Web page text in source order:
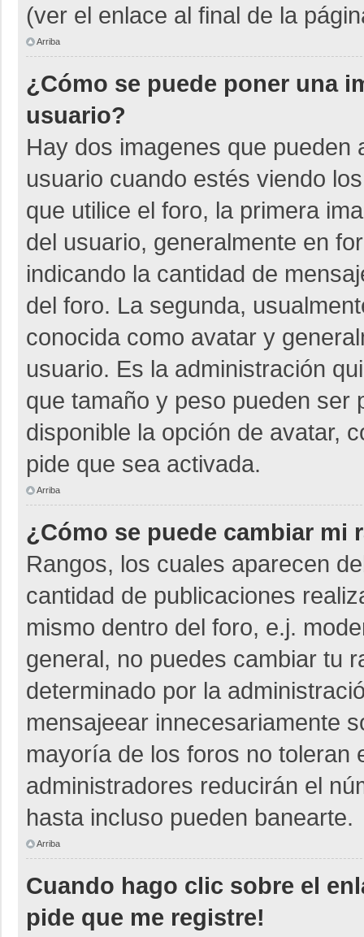
(ver el enlace al final de la
Arriba
¿Cómo se puede poner una
usuario?
Hay dos imagenes que
usuario cuando estés viendo
que utilice el foro, la primera
del usuario, generalmente en
indicando la cantidad de
del foro. La segunda,
conocida como avatar y
usuario. Es la administración
que tamaño y peso pueden ser
disponible la opción de avatar,
pide que sea activada.
Arriba
¿Cómo se puede cambiar mi
Rangos, los cuales aparecen
cantidad de publicaciones
mismo dentro del foro, e.j.
general, no puedes cambiar tu
determinado por la
mensajeear innecesariamente
mayoría de los foros no toleran
administradores reducirán el
hasta incluso pueden banearte.
Arriba
Cuando hago clic sobre el
pide que me registre!